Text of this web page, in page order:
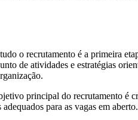
o recrutamento é a primeira
de atividades e estratégias
principal do recrutamento é
adequados para as vagas em aberto.